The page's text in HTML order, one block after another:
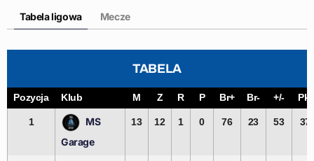
Tabela ligowa Mecze
TABELA
Pozycja Klub M Z R P Br+ Br- +/- Pkt
1
MS
Garage
13 12 1 0 76 23 53 37